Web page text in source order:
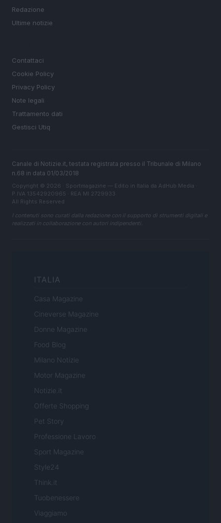
Redazione
Ultime notizie
Contattaci
Cookie Policy
Privacy Policy
Note legali
Trattamento dati
Gestisci Utiq
Canale di Notizie.it, testata registrata presso il Tribunale di Milano
n.68 in data 01/03/2018
Copyright © 2026 · Sportmagazine — Edito in Italia da AdHub Media
P.IVA 13542920965 · REA MI 2729933
All Rights Reserved
I contenuti sono curati dalla redazione con il supporto di strumenti digitali e
realizzati in collaborazione con autori indipendenti.
ITALIA
Casa Magazine
Cineverse Magazine
Donne Magazine
Food Blog
Milano Notizie
Motor Magazine
Notizie.it
Offerte Shopping
Pet Story
Professione Lavoro
Sport Magazine
Style24
Think.it
Tuobenessere
Viaggiamo